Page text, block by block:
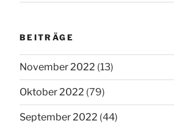
BEITRÄGE
November 2022 (13)
Oktober 2022 (79)
September 2022 (44)